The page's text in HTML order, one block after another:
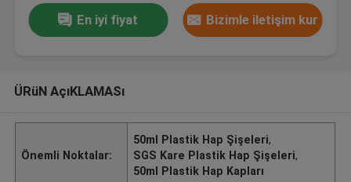
En iyi fiyat Bizimle iletişim kur
ÜRüN AçıKLAMASı
Önemli Noktalar:
50ml Plastik Hap Şişeleri,
SGS Kare Plastik Hap Şişeleri,
50ml Plastik Hap Kapları